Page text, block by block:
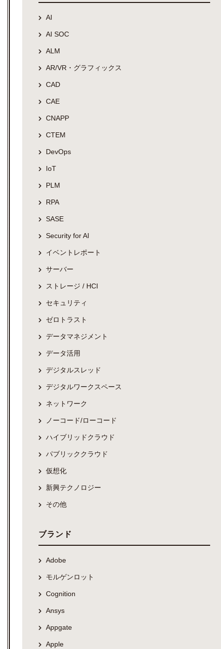
AI
AI SOC
ALM
AR/VR・グラフィックス
CAD
CAE
CNAPP
CTEM
DevOps
IoT
PLM
RPA
SASE
Security for AI
イベントレポート
サーバー
ストレージ / HCI
セキュリティ
ゼロトラスト
データマネジメント
データ活用
デジタルスレッド
デジタルワークスペース
ネットワーク
ノーコード/ローコード
ハイブリッドクラウド
パブリッククラウド
仮想化
新興テクノロジー
その他
ブランド
Adobe
モルゲンロット
Cognition
Ansys
Appgate
Apple